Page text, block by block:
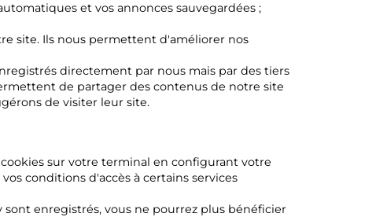
et vos annonces sauvegardées ;
site. Ils nous permettent d'améliorer nos
directement par nous mais par des tiers
de partager des contenus de notre site
de visiter leur site.
sur votre terminal en configurant votre
conditions d'accès à certains services
enregistrés, vous ne pourrez plus bénéficier